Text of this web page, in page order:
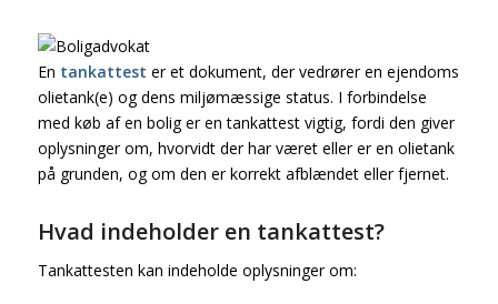
En tankattest er et dokument, der vedrører en ejendoms
olietank(e) og dens miljømæssige status. I forbindelse
med køb af en bolig er en tankattest vigtig, fordi den giver
oplysninger om, hvorvidt der har været eller er en olietank
på grunden, og om den er korrekt afblændet eller fjernet.
Hvad indeholder en tankattest?
Tankattesten kan indeholde oplysninger om: